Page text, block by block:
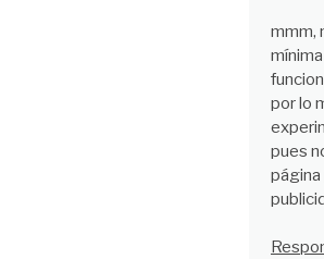
mmm,
por lo
pues
página